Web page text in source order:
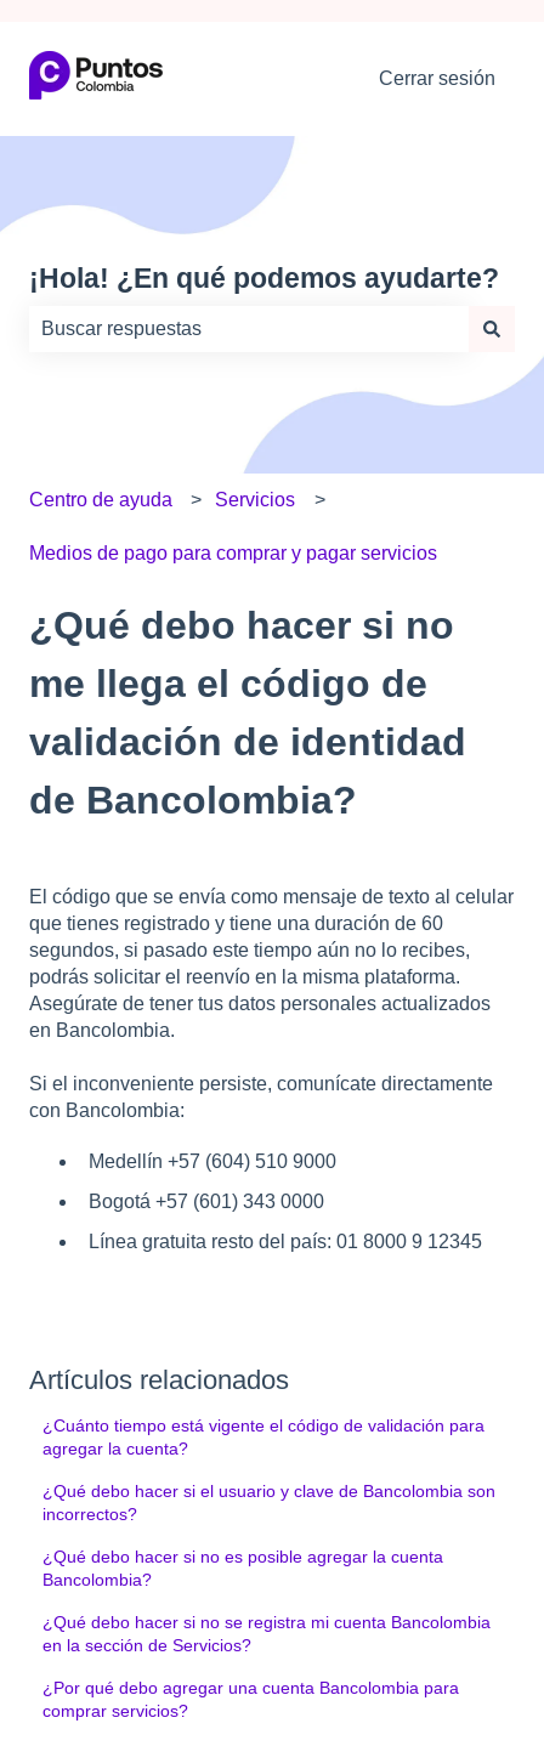
Cerrar sesión
¡Hola! ¿En qué podemos ayudarte?
No hay sugerencias porque el campo de búsqueda
Centro de ayuda Servicios
Medios de pago para comprar y pagar servicios
¿Qué debo hacer si no
me llega el código de
validación de identidad
de Bancolombia?
El código que se envía como mensaje de texto al celular
que tienes registrado y tiene una duración de 60
segundos, si pasado este tiempo aún no lo recibes,
podrás solicitar el reenvío en la misma plataforma.
Asegúrate de tener tus datos personales actualizados
en Bancolombia.
Si el inconveniente persiste, comunícate directamente
con Bancolombia:
Medellín +57 (604) 510 9000
Bogotá +57 (601) 343 0000
Línea gratuita resto del país: 01 8000 9 12345
Artículos relacionados
¿Cuánto tiempo está vigente el código de validación para
agregar la cuenta?
¿Qué debo hacer si el usuario y clave de Bancolombia son
incorrectos?
¿Qué debo hacer si no es posible agregar la cuenta
Bancolombia?
¿Qué debo hacer si no se registra mi cuenta Bancolombia
en la sección de Servicios?
¿Por qué debo agregar una cuenta Bancolombia para
comprar servicios?